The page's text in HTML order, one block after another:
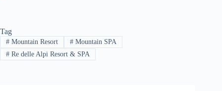
Tag
#Mountain Resort #Mountain SPA
#Re delle Alpi Resort & SPA